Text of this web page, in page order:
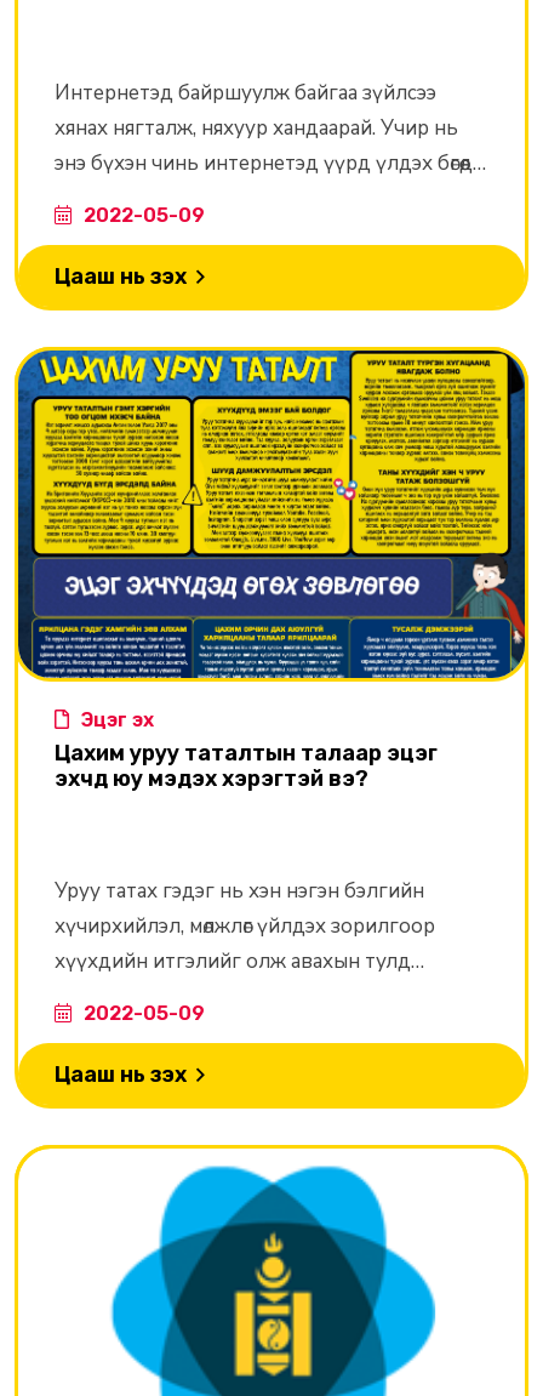
Интернетэд байршуулж байгаа зүйлсээ
хянах нягталж, няхуур хандаарай. Учир нь
энэ бүхэн чинь интернетэд үүрд үлдэх бөгөөд
хэзээ нэгэн цагт буруугаар ашиглагдаж
болзошгүй гэдгийг санаарай. Хэрэв чи
гомдмоор үг хэллэг, зохисгүй, эвгүй зураг
интернетэд харсан бол цахим гадуурхалд
2022-05-09
Цааш нь үзэх
Эцэг эх
Цахим уруу таталтын талаар эцэг
эхчүүд юу мэдэх хэрэгтэй вэ?
Уруу татах гэдэг нь хэн нэгэн бэлгийн
хүчирхийлэл, мөлжлөг үйлдэх зорилгоор
хүүхдийн итгэлийг олж авахын тулд
тэдэнтэй найз болж сэтгэл зүйн холбоо
үүсгэх явдал юм. Тэд цахим болон цахим бус
орчинд хүүхэдтэй харилцаа үүсгэх, холбоо
тогтооход төрөл бүрийн технологийн арга
ашиглагддаг орон зай нь интернет юм.
2022-05-09
Цааш нь үзэх